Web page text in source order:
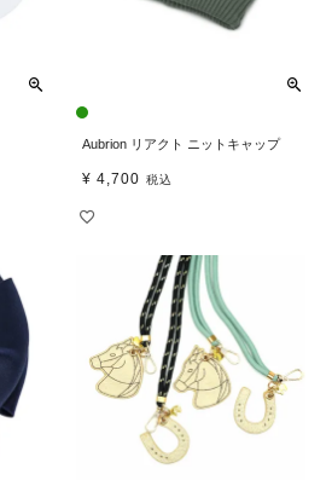
Aubrion リアクト ニットキャップ
¥ 4,700 税込